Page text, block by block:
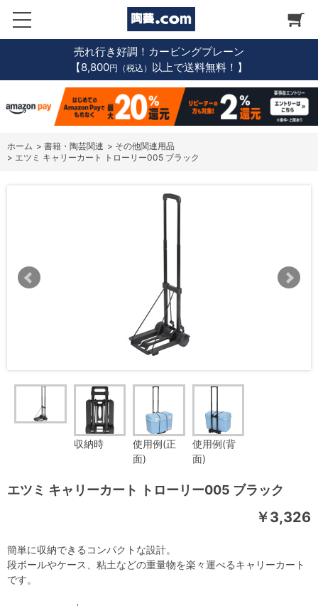
売れ行き好調！カービングプレーン
【8,800円（税込） 以上で送料無料！】
ホーム > 書籍・陶芸関連 > その他関連用品
> エツミ キャリーカート トローリー005 ブラック
収納時
使用例(正
面)
使用例(背
面)
エツミ キャリーカート トローリー005 ブラック
￥3,326
簡単に収納できるコンパクトな設計。
段ボールやケース、粘土などの重量物を楽々運べるキャリーカート
です。